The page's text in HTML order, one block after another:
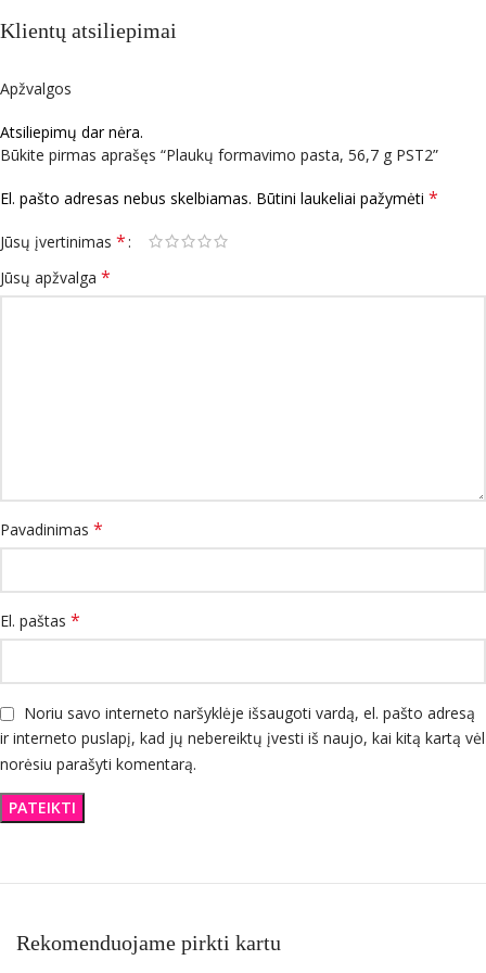
Klientų atsiliepimai
Apžvalgos
Atsiliepimų dar nėra.
Būkite pirmas aprašęs “Plaukų formavimo pasta, 56,7 g PST2”
El. pašto adresas nebus skelbiamas. Būtini laukeliai pažymėti *
Jūsų įvertinimas *
Jūsų apžvalga *
Pavadinimas *
El. paštas *
Noriu savo interneto naršyklėje išsaugoti vardą, el. pašto adresą
ir interneto puslapį, kad jų nebereiktų įvesti iš naujo, kai kitą kartą vėl
norėsiu parašyti komentarą.
Rekomenduojame pirkti kartu